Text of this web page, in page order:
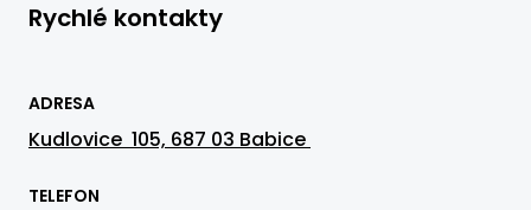
Rychlé kontakty
ADRESA
Kudlovice 105, 687 03 Babice
TELEFON